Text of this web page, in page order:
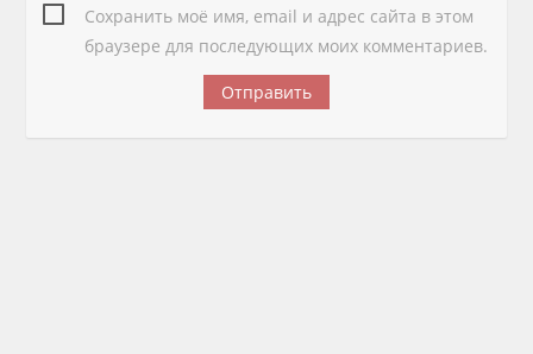
Сохранить моё имя, email и адрес сайта в этом
браузере для последующих моих комментариев.